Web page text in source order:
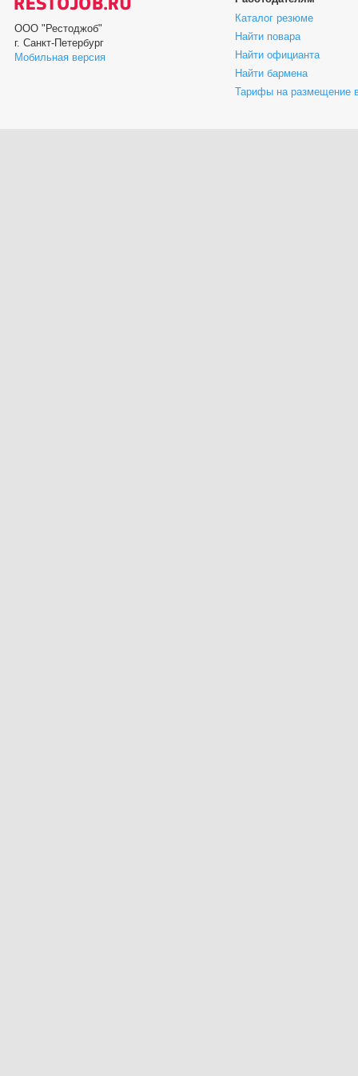
ООО "Рестоджоб"
г. Санкт-Петербург
Мобильная версия
Каталог резюме
Найти повара
Найти официанта
Найти бармена
Тарифы на размещение